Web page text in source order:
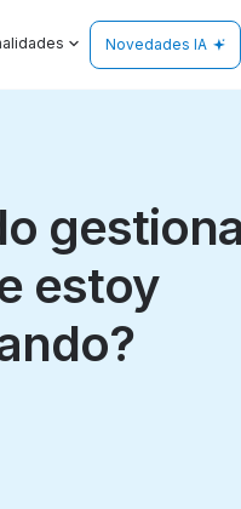
Novedades IA
estoy